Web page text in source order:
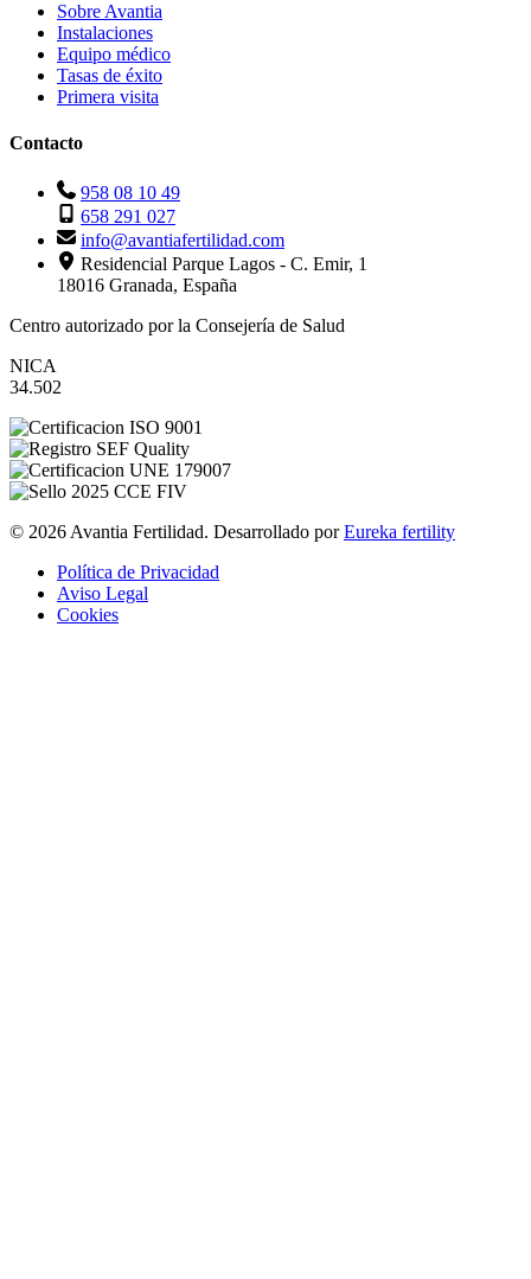
Sobre Avantia
Instalaciones
Equipo médico
Tasas de éxito
Primera visita
Contacto
958 08 10 49
658 291 027
info@avantiafertilidad.com
Residencial Parque Lagos - C. Emir, 1
18016 Granada, España
Centro autorizado por la Consejería de Salud
NICA
34.502
© 2026 Avantia Fertilidad. Desarrollado porEureka fertility
Política de Privacidad
Aviso Legal
Cookies